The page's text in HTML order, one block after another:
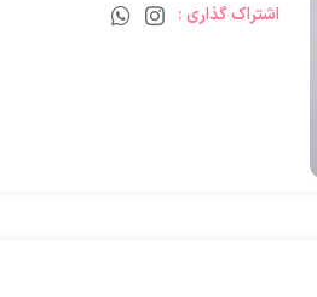
اشتراک گذاری :